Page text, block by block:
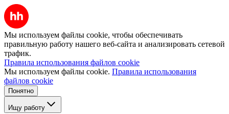
Мы используем файлы cookie, чтобы обеспечивать
правильную работу нашего веб-сайта и анализировать сетевой
трафик.
Правила использования файлов cookie
Мы используем файлы cookie. Правила использования
файлов cookie
Понятно
Ищу работу